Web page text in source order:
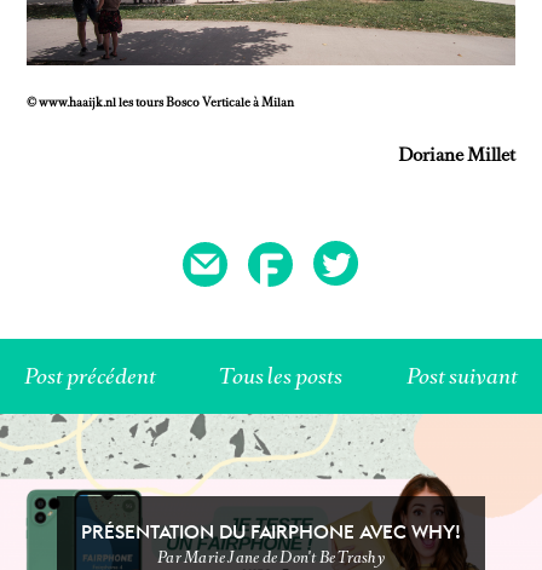
© www.haaijk.nl les tours Bosco Verticale à Milan
Doriane Millet
Post précédent Tous les posts Post suivant
PRÉSENTATION DU FAIRPHONE AVEC WHY!
Par Marie Jane de Don't Be Trashy